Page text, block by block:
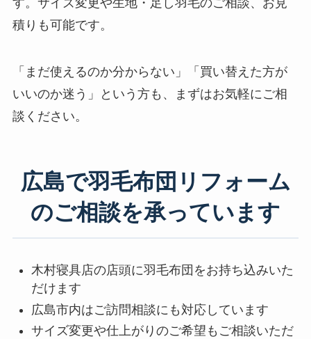
積りも可能です。
「まだ使えるのか分からない」「買い替えた方が
いいのか迷う」という方も、まずはお気軽にご相
談ください。
広島で羽毛布団リフォーム
のご相談を承っています
木村寝具店の店頭に羽毛布団をお持ち込みいた
だけます
広島市内はご訪問相談にも対応しています
サイズ変更や仕上がりのご希望もご相談いただ